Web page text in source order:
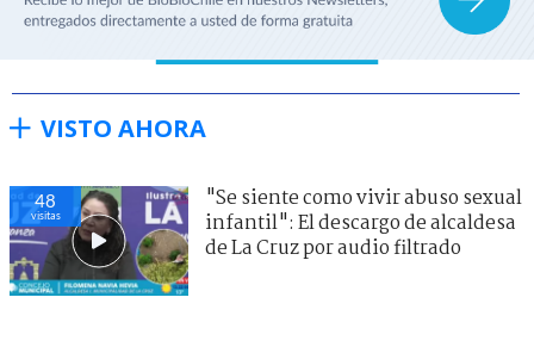
VISTO AHORA
48
visitas
"Se siente como vivir abuso sexual
infantil": El descargo de alcaldesa
de La Cruz por audio filtrado